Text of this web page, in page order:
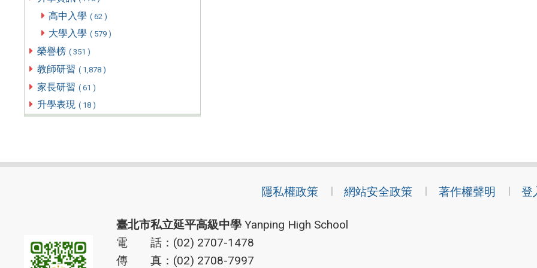
高中入學 ( 62 )
大學入學 ( 579 )
榮譽榜 ( 351 )
教師研習 ( 1,878 )
家長研習 ( 61 )
升學表現 ( 18 )
隱私權政策 網站安全政策 著作權聲明 登
臺北市私立延平高級中學Yanping High School
電 話：(02) 2707-1478
傳 真：(02) 2708-7997